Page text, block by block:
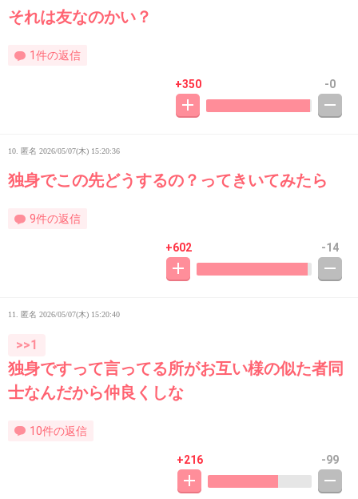
それは友なのかい？
1件の返信
+350 -0
10. 匿名 2026/05/07(木) 15:20:36
独身でこの先どうするの？ってきいてみたら
9件の返信
+602 -14
11. 匿名 2026/05/07(木) 15:20:40
>>1
独身ですって言ってる所がお互い様の似た者同
士なんだから仲良くしな
10件の返信
+216 -99